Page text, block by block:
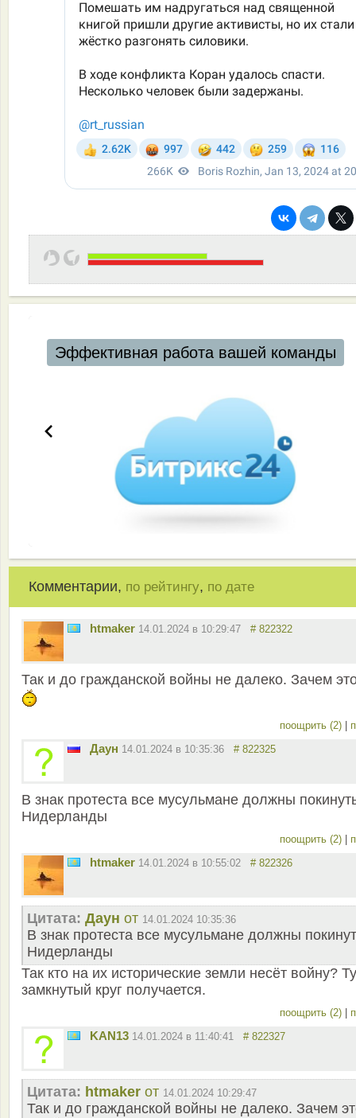
Эффективная работа вашей команды
Комментарии, по рейтингу, по дате
htmaker 14.01.2024 в 10:29:47 # 822322
Так и до гражданской войны не далеко. Зачем
поощрить (2)
Даун 14.01.2024 в 10:35:36 # 822325
В знак протеста все мусульмане должны
Нидерланды
поощрить (2)
htmaker 14.01.2024 в 10:55:02 # 822326
Цитата: Даун от 14.01.2024 10:35:36
В знак протеста все мусульмане должны
Нидерланды
Так кто на их исторические земли несёт войну?
замкнутый круг получается.
поощрить (2)
KAN13 14.01.2024 в 11:40:41 # 822327
Цитата: htmaker от 14.01.2024 10:29:47
Так и до гражданской войны не далеко. Зачем